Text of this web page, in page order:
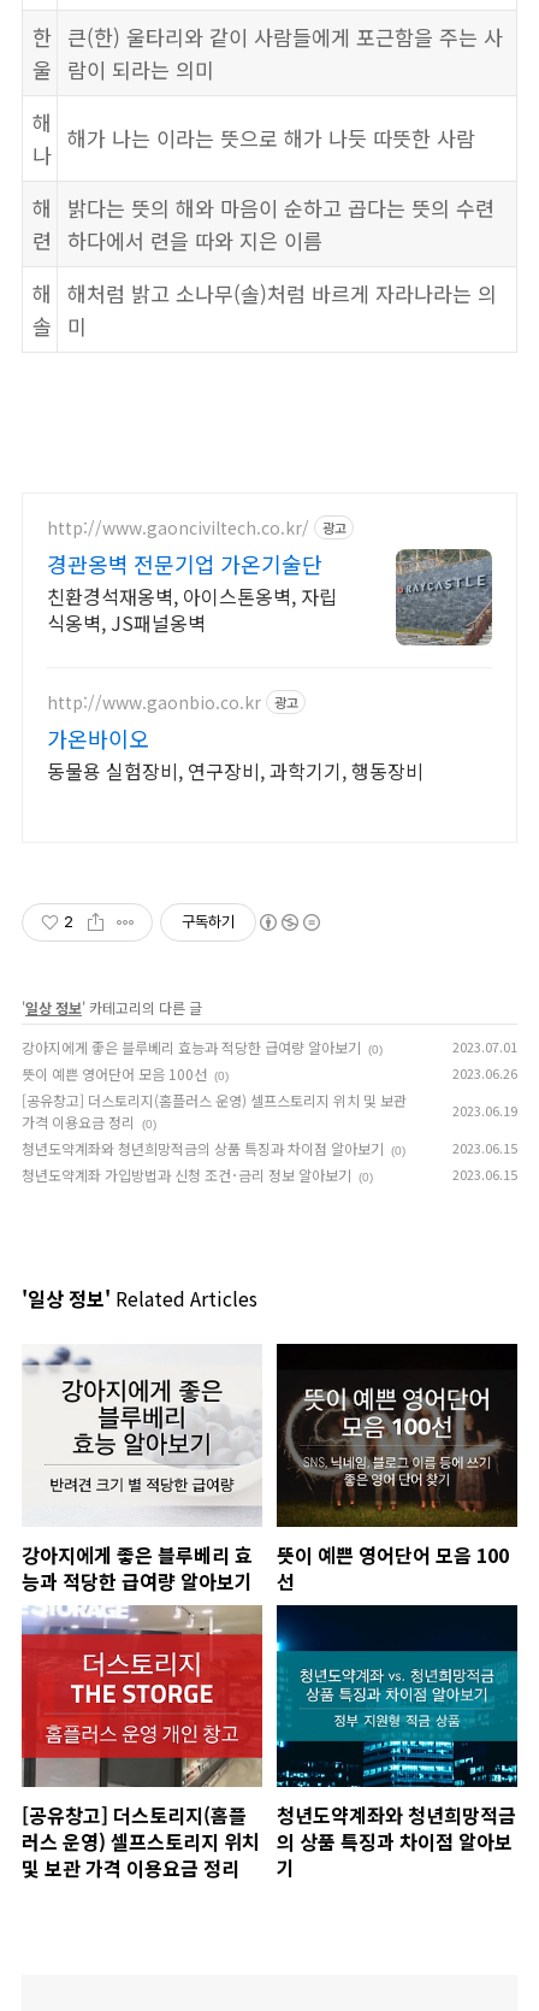
한
울
큰(한) 울타리와 같이 사람들에게 포근함을 주는 사
람이 되라는 의미
해
나
해가 나는 이라는 뜻으로 해가 나듯 따뜻한 사람
해
련
밝다는 뜻의 해와 마음이 순하고 곱다는 뜻의 수련
하다에서 련을 따와 지은 이름
해
솔
해처럼 밝고 소나무(솔)처럼 바르게 자라나라는 의
미
http://www.gaonciviltech.co.kr/ 광고
경관옹벽 전문기업 가온기술단
친환경석재옹벽, 아이스톤옹벽, 자립
식옹벽, JS패널옹벽
http://www.gaonbio.co.kr 광고
가온바이오
동물용 실험장비, 연구장비, 과학기기, 행동장비
2 구독하기
'일상 정보' 카테고리의 다른 글
강아지에게 좋은 블루베리 효능과 적당한 급여량 알아보기
(0) 2023.07.01
뜻이 예쁜 영어단어 모음 100선 (0) 2023.06.26
[공유창고] 더스토리지(홈플러스 운영) 셀프스토리지 위치 및 보관
가격 이용요금 정리
(0)
2023.06.19
청년도약계좌와 청년희망적금의 상품 특징과 차이점 알아보기 (0) 2023.06.15
청년도약계좌 가입방법과 신청 조건･금리 정보 알아보기 (0) 2023.06.15
'일상 정보' Related Articles
강아지에게 좋은 블루베리 효
능과 적당한 급여량 알아보기
뜻이 예쁜 영어단어 모음 100
선
[공유창고] 더스토리지(홈플
러스 운영) 셀프스토리지 위치
및 보관 가격 이용요금 정리
청년도약계좌와 청년희망적금
의 상품 특징과 차이점 알아보
기